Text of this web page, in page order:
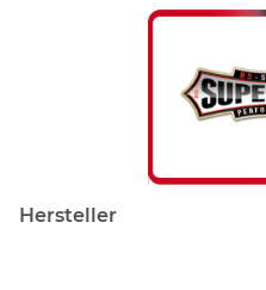
Hersteller